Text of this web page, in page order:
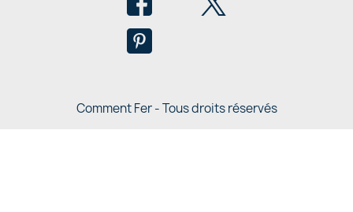
Comment Fer - Tous droits réservés